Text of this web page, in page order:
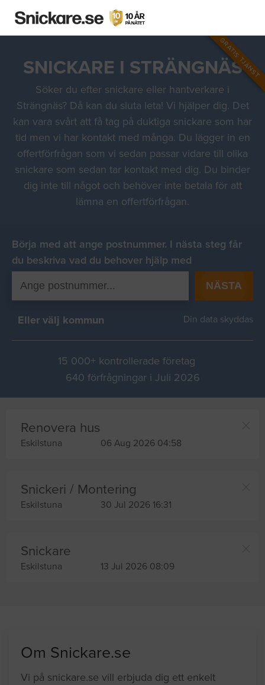
GRATIS TJÄNST
SNICKARE I STRÄNGNÄS
Söker du efter snickare eller hantverkare i
Strängnäs? Då kan du sluta leta! Vi hjälper dig. Det
kan vara svårt att få tag på duktiga snickare som har
tid men vi har kontakt med många. Du lägger in en
offertförfrågan som vi sedan passar vidare till olika
snickare som sedan tar kontakt med dig. Du binder
dig inte till något och behöver inte betala för att
lämna en offertförfrågan.
Börja med att ange postnummer. I nästa steg får
du beskriva vad du behover hjälp med
NÄSTA
Eller välj kommun Din data skyddas
15 000+ kontrollerade företag
640 förfrågningar i Juli 2026
Renovera hus
Eskilstuna 06 Aug 2026 04:58
Snickeri / Montering
Eskilstuna 30 Jul 2026 16:31
Snickare
Eskilstuna 13 Jul 2026 08:09
Om Snickare.se
Vi på snickare.se vill erbjuda dig ett enkelt